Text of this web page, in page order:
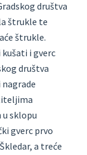
društva
štrukle te
štrukle.
i gverc
društva
nagrade
sklopu
gverc prvo
a treće